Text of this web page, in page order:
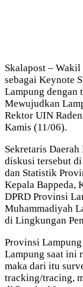
Skalapost –
sebagai Keynote
Lampung dengan
Mewujudkan
Rektor UIN
Kamis (11/06).
Sekretaris
diskusi tersebut
dan Statistik
Kepala Bappeda,
DPRD Provinsi
Muhammadiyah
di Lingkungan
Provinsi
Lampung saat ini
maka dari itu
tracking/tracing,